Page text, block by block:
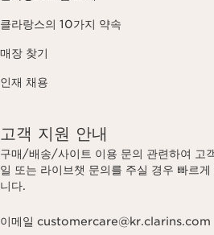
클라랑스의 10가지 약속
매장 찾기
인재 채용
고객 지원 안내
구매/배송/사이트 이용 문의 관련하여 고
일 또는 라이브챗 문의를 주실 경우 빠르
니다.
이메일 customercare@kr.clarins.com